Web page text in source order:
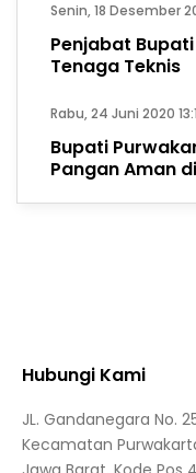
Senin, 18 Desember
Penjabat
Tenaga Teknis
Rabu, 24 Juni 2020
Bupati
Pangan Aman
Hubungi Kami
JL. Gandanegara No.
Kecamatan